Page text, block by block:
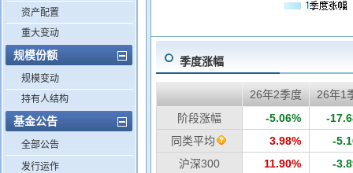
资产配置
重大变动
规模份额
规模变动
持有人结构
基金公告
全部公告
发行运作
季度涨幅
26年2季度
26年1
阶段涨幅
-5.06%
-
同类平均
3.98%
-
沪深300
11.90%
-